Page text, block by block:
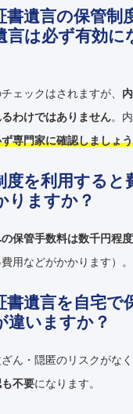
書遺言の保管制
言は必ず有効に
ェックはされますが、
わけではありません。
専門家に確認しましょう
度を利用すると
りますか？
保管手数料は数千円程
用などがかかります）。
書遺言を自宅で
違いますか？
ん・隠匿のリスクがなく
不要になります。